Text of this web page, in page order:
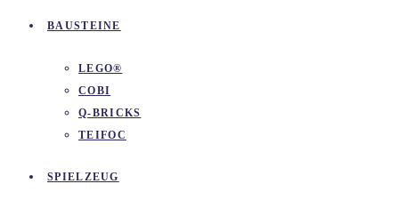
BAUSTEINE
LEGO®
COBI
Q-BRICKS
TEIFOC
SPIELZEUG